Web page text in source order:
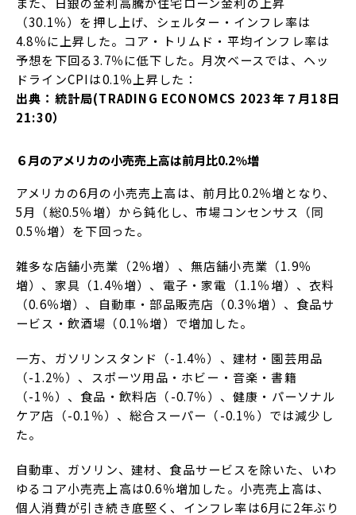
（30.1％）を押し上げ、シェルター・インフレ率は
4.8％に上昇した。コア・トリムド・平均インフレ率は
予想を下回る3.7％に低下した。月次ベースでは、ヘッ
ドラインCPIは0.1％上昇した：
出典：統計局(TRADING ECONOMCS 2023年７月18日
21:30）
６月のアメリカの小売売上高は前月比0.2％増
アメリカの6月の小売売上高は、前月比0.2％増となり、
5月（総0.5％増）から鈍化し、市場コンセンサス（同
0.5％増）を下回った。
雑多な店舗小売業（2％増）、無店舗小売業（1.9％
増）、家具（1.4％増）、電子・家電（1.1％増）、衣料
（0.6％増）、自動車・部品販売店（0.3％増）、食品サ
ービス・飲酒場（0.1％増）で増加した。
一方、ガソリンスタンド（-1.4％）、建材・園芸用品
（-1.2％）、スポーツ用品・ホビー・音楽・書籍
（-1％）、食品・飲料店（-0.7％）、健康・パーソナル
ケア店（-0.1％）、総合スーパー（-0.1％）では減少し
た。
自動車、ガソリン、建材、食品サービスを除いた、いわ
ゆるコア小売売上高は0.6％増加した。小売売上高は、
個人消費が引き続き底堅く、インフレ率は6月に2年ぶり